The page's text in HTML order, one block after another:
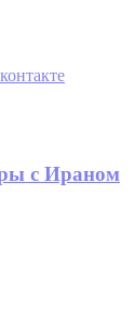
с Ираном